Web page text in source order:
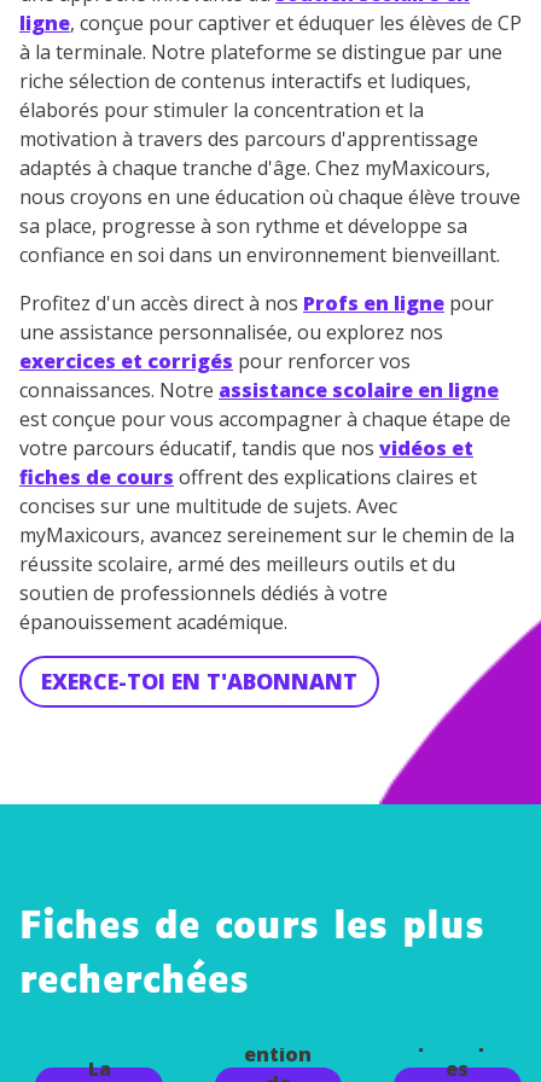
ligne, conçue pour captiver et éduquer les élèves de CP
à la terminale. Notre plateforme se distingue par une
riche sélection de contenus interactifs et ludiques,
élaborés pour stimuler la concentration et la
motivation à travers des parcours d'apprentissage
adaptés à chaque tranche d'âge. Chez myMaxicours,
nous croyons en une éducation où chaque élève trouve
sa place, progresse à son rythme et développe sa
confiance en soi dans un environnement bienveillant.
Profitez d'un accès direct à nos Profs en ligne pour
une assistance personnalisée, ou explorez nos
exercices et corrigés pour renforcer vos
connaissances. Notre assistance scolaire en ligne
est conçue pour vous accompagner à chaque étape de
votre parcours éducatif, tandis que nos vidéos et
fiches de cours offrent des explications claires et
concises sur une multitude de sujets. Avec
myMaxicours, avancez sereinement sur le chemin de la
réussite scolaire, armé des meilleurs outils et du
soutien de professionnels dédiés à votre
épanouissement académique.
EXERCE-TOI EN T'ABONNANT
Fiches de cours les plus
recherchées
La
ention
es